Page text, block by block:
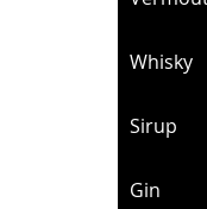
Whisky
Sirup
Gin